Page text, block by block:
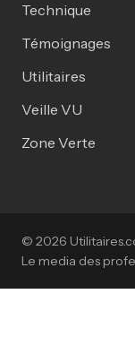
Technique
Témoignages
Utilitaires
Veille VU
Zone Verte
© 2026
Le media des